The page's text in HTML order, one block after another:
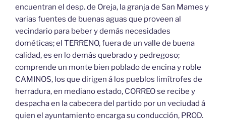
encuentran el desp. de Oreja, la granja de San Mames y
varias fuentes de buenas aguas que proveen al
vecindario para beber y demás necesidades
dométicas; el TERRENO, fuera de un valle de buena
calidad, es en lo demás quebrado y pedregoso;
comprende un monte bien poblado de encina y roble
CAMINOS, los que dirigen á los pueblos limítrofes de
herradura, en mediano estado, CORREO se recibe y
despacha en la cabecera del partido por un veciudad á
quien el ayuntamiento encarga su conducción, PROD.